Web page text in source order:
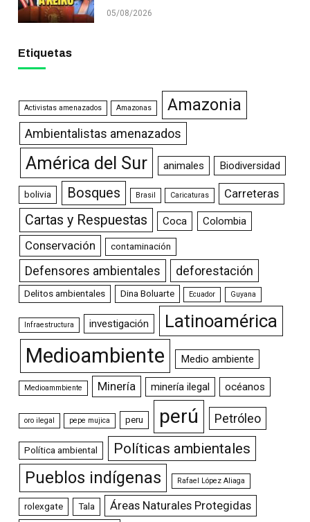
05/08/2026
Etiquetas
Activistas amenazados Amazonas Amazonia
Ambientalistas amenazados
América del Sur animales Biodiversidad
bolivia Bosques Brasil Caricaturas Carreteras
Cartas y Respuestas Coca Colombia
Conservación contaminación
Defensores ambientales deforestación
Delitos ambientales Dina Boluarte Ecuador Guyana
Infraestructura investigación Latinoamérica
Medioambiente Medio ambiente
Medioammbiente Minería minería ilegal océanos
oro ilegal pepe mujica peru perú Petróleo
Política ambiental Políticas ambientales
Pueblos indígenas Rafael López Aliaga
rolexgate Tala Áreas Naturales Protegidas